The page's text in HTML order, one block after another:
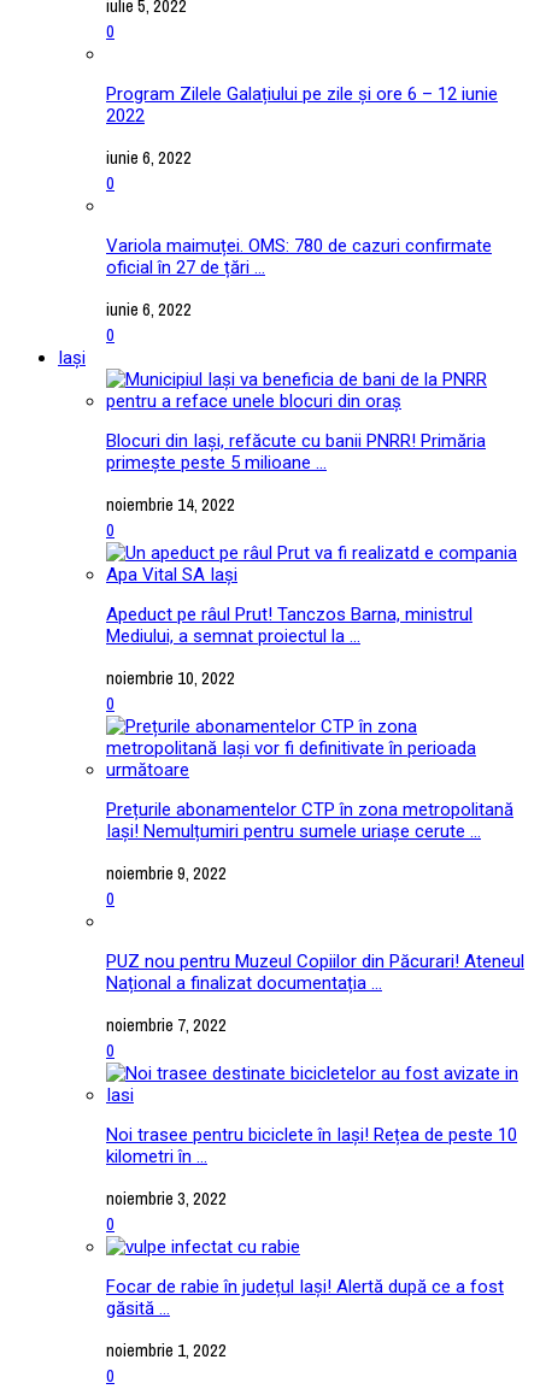
0
Program Zilele Galațiului pe zile și ore 6 – 12 iunie
2022
iunie 6, 2022
0
Variola maimuței. OMS: 780 de cazuri confirmate
oficial în 27 de țări ...
iunie 6, 2022
0
Iași
Blocuri din Iași, refăcute cu banii PNRR! Primăria
primește peste 5 milioane ...
noiembrie 14, 2022
0
Apeduct pe râul Prut! Tanczos Barna, ministrul
Mediului, a semnat proiectul la ...
noiembrie 10, 2022
0
Prețurile abonamentelor CTP în zona metropolitană
Iași! Nemulțumiri pentru sumele uriașe cerute ...
noiembrie 9, 2022
0
PUZ nou pentru Muzeul Copiilor din Păcurari! Ateneul
Național a finalizat documentația ...
noiembrie 7, 2022
0
Noi trasee pentru biciclete în Iași! Rețea de peste 10
kilometri în ...
noiembrie 3, 2022
0
Focar de rabie în județul Iași! Alertă după ce a fost
găsită ...
noiembrie 1, 2022
0